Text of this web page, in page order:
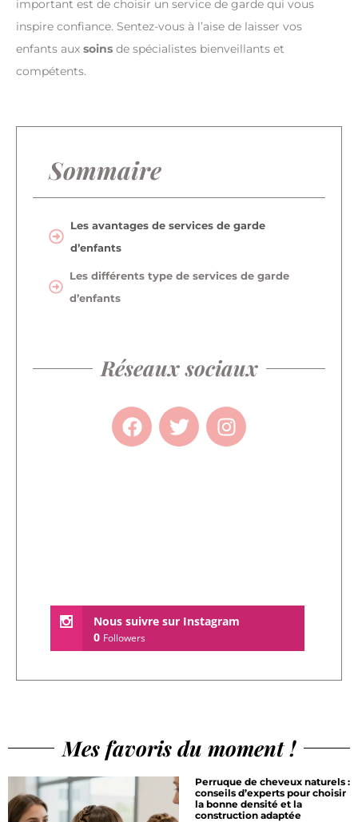
important est de choisir un service de garde qui vous
inspire confiance. Sentez-vous à l’aise de laisser vos
enfants aux soins de spécialistes bienveillants et
compétents.
Sommaire
Les avantages de services de garde
d’enfants
Les différents type de services de garde
d’enfants
Réseaux sociaux
Nous suivre sur Instagram
0 Followers
Mes favoris du moment !
Perruque de cheveux naturels :
conseils d’experts pour choisir
la bonne densité et la
construction adaptée